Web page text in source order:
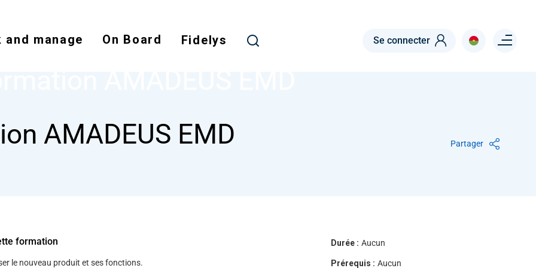
main
and manage On Board Fidelys Se connecter Menu right
NODE FORMATION AMADEUS EMD
AMADEUS EMD Partager
formation
le nouveau produit et ses fonctions.
Durée : Aucun
Prérequis : Aucun